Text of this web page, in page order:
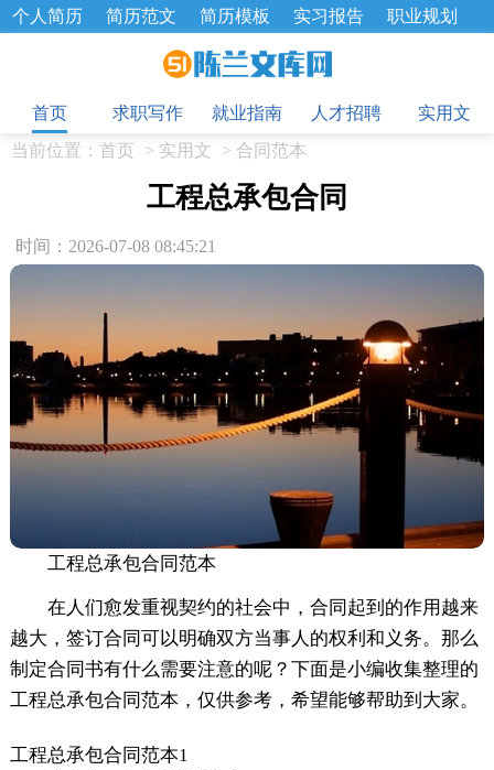
个人简历 简历范文 简历模板 实习报告
职业规划
招聘选拔 绩效考核 企业文化
工作总结
辞职报告
首页
求职写作 就业指南 人才招聘
实用文
当前位置： 首页 > 实用文 > 合同范本
工程总承包合同
时间：2026-07-08 08:45:21
工程总承包合同范本
在人们愈发重视契约的社会中，合同起到的作用越来
越大，签订合同可以明确双方当事人的权利和义务。那么
制定合同书有什么需要注意的呢？下面是小编收集整理的
工程总承包合同范本，仅供参考，希望能够帮助到大家。
工程总承包合同范本1